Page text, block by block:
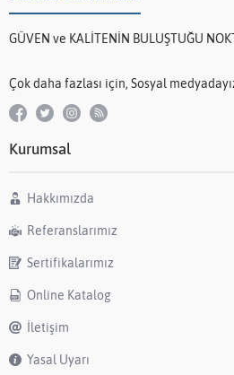
GÜVEN ve KALİTENİN BULUŞTUĞU
Çok daha fazlası için, Sosyal
Kurumsal
Hakkımızda
Referanslarımız
Sertifikalarımız
Online Katalog
İletişim
Yasal Uyarı